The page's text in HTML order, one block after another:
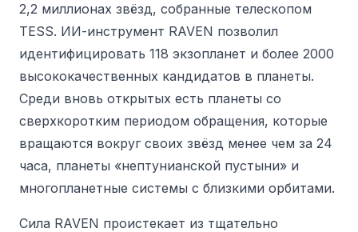
2,2 миллионах звёзд, собранные телескопом
TESS. ИИ-инструмент RAVEN позволил
идентифицировать 118 экзопланет и более 2000
высококачественных кандидатов в планеты.
Среди вновь открытых есть планеты со
сверхкоротким периодом обращения, которые
вращаются вокруг своих звёзд менее чем за 24
часа, планеты «нептунианской пустыни» и
многопланетные системы с близкими орбитами.
Сила RAVEN проистекает из тщательно